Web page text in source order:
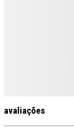
avaliações